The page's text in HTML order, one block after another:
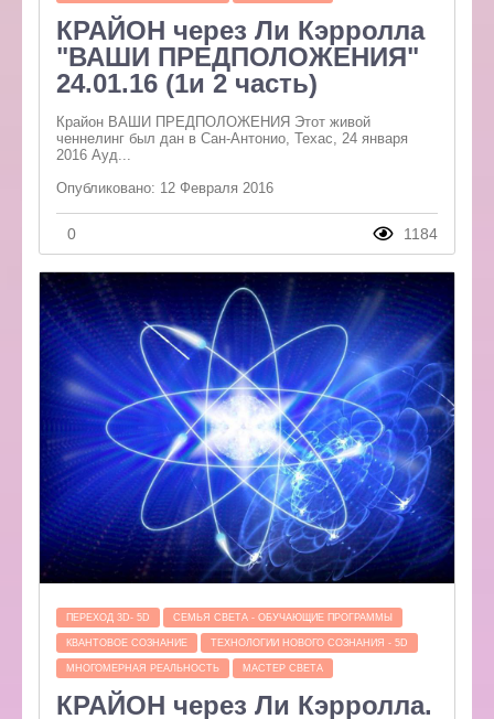
КРАЙОН через Ли Кэрролла
"ВАШИ ПРЕДПОЛОЖЕНИЯ"
24.01.16 (1и 2 часть)
Крайон ВАШИ ПРЕДПОЛОЖЕНИЯ Этот живой
ченнелинг был дан в Сан-Антонио, Техас, 24 января
2016 Ауд...
Опубликовано: 12 Февраля 2016
0 1184
ПЕРЕХОД 3D- 5D СЕМЬЯ СВЕТА - ОБУЧАЮЩИЕ ПРОГРАММЫ
КВАНТОВОЕ СОЗНАНИЕ ТЕХНОЛОГИИ НОВОГО СОЗНАНИЯ - 5D
МНОГОМЕРНАЯ РЕАЛЬНОСТЬ МАСТЕР СВЕТА
КРАЙОН через Ли Кэрролла.